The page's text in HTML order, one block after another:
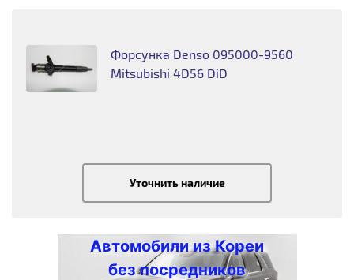
Форсунка Denso 095000-9560
Mitsubishi 4D56 DiD
Уточнить наличие
Автомобили из Кореи
без посредников